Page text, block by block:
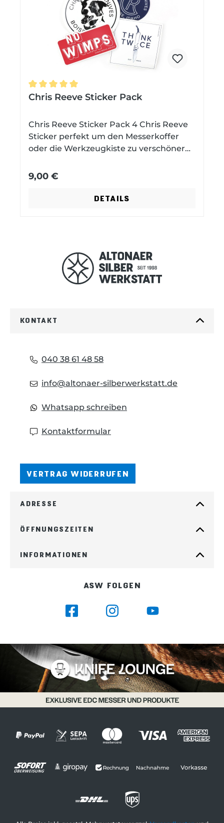
Durchschnittliche Bewertung von 5 von 5
Chris Reeve Sticker Pack
Chris Reeve Sticker Pack 4 Chris Reeve
Sticker perfekt um den Messerkoffer
oder die Werkzeugkiste zu verschönern
9,00 €
DETAILS
KONTAKT
040 38 61 48 58
info@altonaer-silberwerkstatt.de
Whatsapp schreiben
Kontaktformular
VERTRAG WIDERRUFEN
ADRESSE
ÖFFNUNGSZEITEN
INFORMATIONEN
ASW FOLGEN